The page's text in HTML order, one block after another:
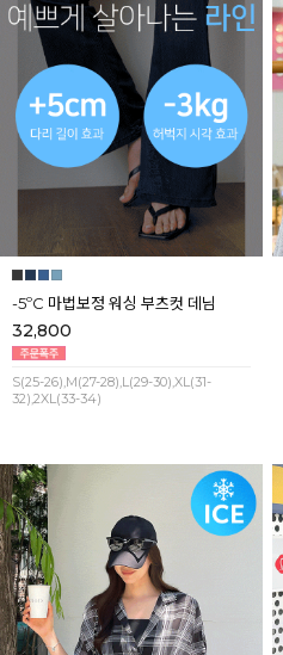
-5ºC 마법보정 워싱 부츠컷 데님
32,800
S(25-26),M(27-28),L(29-30),XL(31-
32),2XL(33-34)